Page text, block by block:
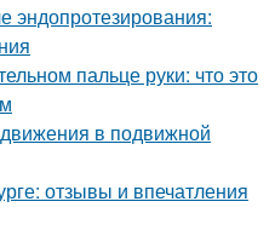
эндопротезирования:
пальце руки: что это
в подвижной
отзывы и впечатления